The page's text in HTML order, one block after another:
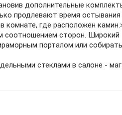
дополнительные
продлевают время
комнате, где расположен
соотношением сторон. Широкий
порталом или
стеклами в салоне -